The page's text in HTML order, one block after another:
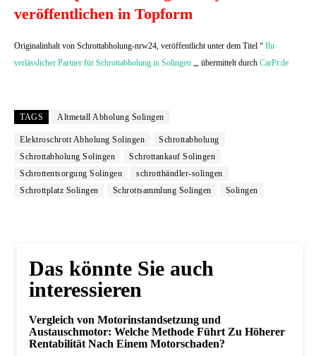
veröffentlichen in Topform
Originalinhalt von Schrottabholung-nrw24, veröffentlicht unter dem Titel “ Ihr
verlässlicher Partner für Schrottabholung in Solingen „, übermittelt durch CarPr.de
TAGS Altmetall Abholung Solingen
Elektroschrott Abholung Solingen
Schrottabholung
Schrottabholung Solingen
Schrottankauf Solingen
Schrottentsorgung Solingen
schrotthändler-solingen
Schrottplatz Solingen
Schrottsammlung Solingen Solingen
Das könnte Sie auch
interessieren
Vergleich von Motorinstandsetzung und
Austauschmotor: Welche Methode Führt Zu Höherer
Rentabilität Nach Einem Motorschaden?